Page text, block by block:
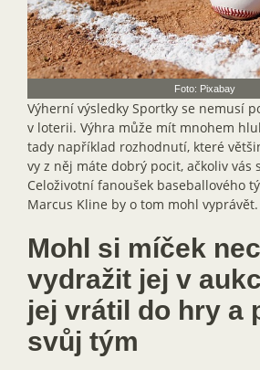
Foto: Pixabay
Výherní výsledky Sportky se nemusí
v loterii. Výhra může mít mnohem
tady například rozhodnutí, které
vy z něj máte dobrý pocit, ačkoliv vás
Celoživotní fanoušek baseballového
Marcus Kline by o tom mohl vyprávět.
Mohl si míček
vydražit jej v
jej vrátil do hry a
svůj tým